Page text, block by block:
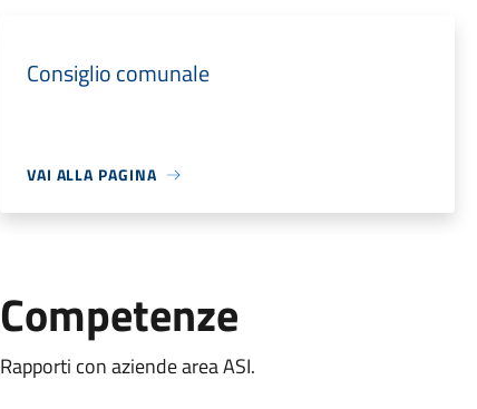
Consiglio comunale
VAI ALLA PAGINA
Competenze
Rapporti con aziende area ASI.